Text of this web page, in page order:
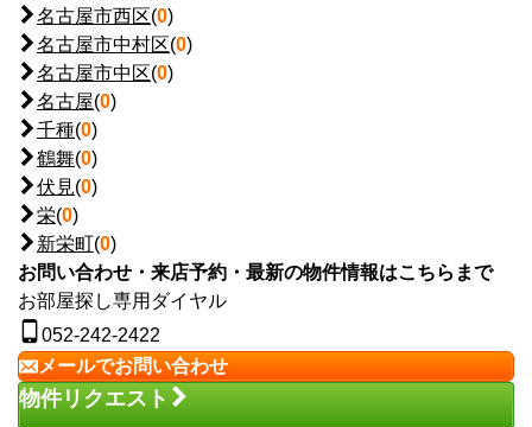
名古屋市西区(0)
名古屋市中村区(0)
名古屋市中区(0)
名古屋(0)
千種(0)
鶴舞(0)
伏見(0)
栄(0)
新栄町(0)
お問い合わせ・来店予約・最新の物件情報はこちらまで
お部屋探し専用ダイヤル
052-242-2422
メールでお問い合わせ
物件リクエスト